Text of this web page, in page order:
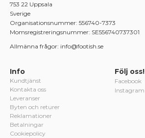
753 22 Uppsala
Sverige
Organisationsnummer: 556740-7373
Momsregistreringsnummer: SE556740737301
Allmänna frågor: info@footish.se
Info
Kundtjänst
Kontakta oss
Leveranser
Byten och returer
Reklamationer
Betalningar
Cookiepolicy
Följ oss!
Facebook
Instagram